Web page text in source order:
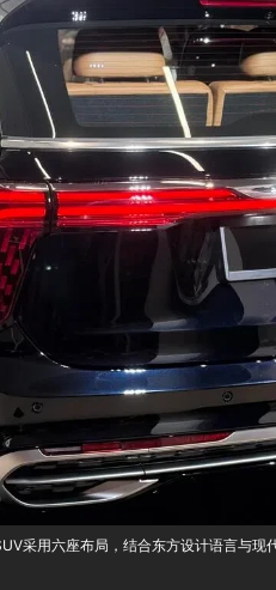
采用六座布局，结合东方设计语言与现